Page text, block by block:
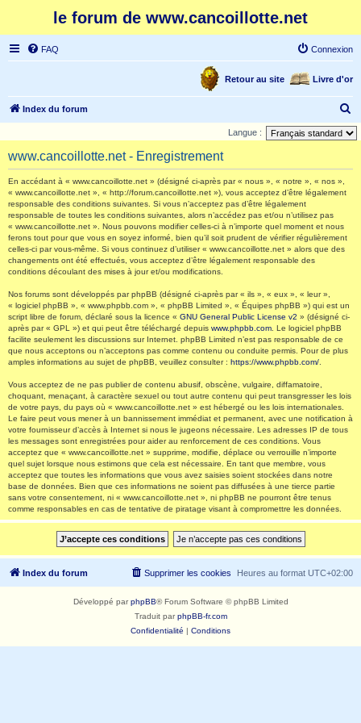
le forum de www.cancoillotte.net
FAQ Connexion
Livre d'or
Retour au site
Index du forum
e
Langue :
www.cancoillotte.net - Enregistrement
En accédant à « www.cancoillotte.net » (désigné ci-après par « nous », « notre », « nos »,
« www.cancoillotte.net », « http://forum.cancoillotte.net »), vous acceptez d’être légalement
responsable des conditions suivantes. Si vous n’acceptez pas d’être légalement
responsable de toutes les conditions suivantes, alors n’accédez pas et/ou n’utilisez pas
« www.cancoillotte.net ». Nous pouvons modifier celles-ci à n’importe quel moment et nous
ferons tout pour que vous en soyez informé, bien qu’il soit prudent de vérifier régulièrement
celles-ci par vous-même. Si vous continuez d’utiliser « www.cancoillotte.net » alors que des
changements ont été effectués, vous acceptez d’être légalement responsable des
conditions découlant des mises à jour et/ou modifications.
Nos forums sont développés par phpBB (désigné ci-après par « ils », « eux », « leur »,
« logiciel phpBB », « www.phpbb.com », « phpBB Limited », « Équipes phpBB ») qui est un
script libre de forum, déclaré sous la licence « GNU General Public License v2 » (désigné ci-
après par « GPL ») et qui peut être téléchargé depuis www.phpbb.com . Le logiciel phpBB
facilite seulement les discussions sur Internet. phpBB Limited n’est pas responsable de ce
que nous acceptons ou n’acceptons pas comme contenu ou conduite permis. Pour de plus
amples informations au sujet de phpBB, veuillez consulter : https://www.phpbb.com/
Vous acceptez de ne pas publier de contenu abusif, obscène, vulgaire, diffamatoire,
choquant, menaçant, à caractère sexuel ou tout autre contenu qui peut transgresser les lois
de votre pays, du pays où « www.cancoillotte.net » est hébergé ou les lois internationales.
Le faire peut vous mener à un bannissement immédiat et permanent, avec une notification à
votre fournisseur d’accès à Internet si nous le jugeons nécessaire. Les adresses IP de tous
les messages sont enregistrées pour aider au renforcement de ces conditions. Vous
acceptez que « www.cancoillotte.net » supprime, modifie, déplace ou verrouille n’importe
quel sujet lorsque nous estimons que cela est nécessaire. En tant que membre, vous
acceptez que toutes les informations que vous avez saisies soient stockées dans notre
base de données. Bien que ces informations ne soient pas diffusées à une tierce partie
sans votre consentement, ni « www.cancoillotte.net », ni phpBB ne pourront être tenus
comme responsables en cas de tentative de piratage visant à compromettre les données.
Index du forum Heures au format UTC+02:00
Supprimer les cookies
Développé parphpBB® Forum Software © phpBB Limited
Traduit parphpBB-fr.com
Confidentialité | Conditions